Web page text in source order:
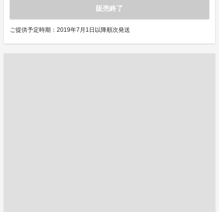
販売終了
ご提供予定時期：2019年7月1日以降順次発送